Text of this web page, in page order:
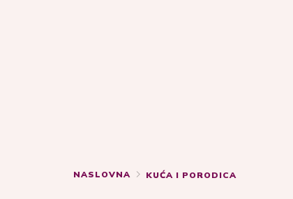
NASLOVNA KUĆA I PORODICA